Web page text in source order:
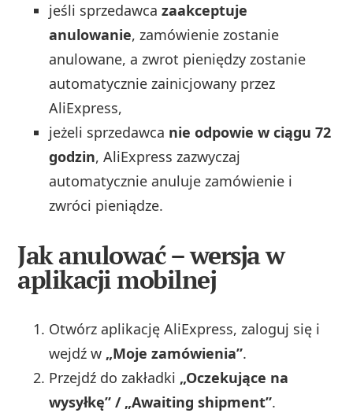
jeśli sprzedawcazaakceptuje
anulowanie, zamówienie zostanie
anulowane, a zwrot pieniędzy zostanie
automatycznie zainicjowany przez
AliExpress,
jeżeli sprzedawca nie odpowie w ciągu 72
godzin, AliExpress zazwyczaj
automatycznie anuluje zamówienie i
zwróci pieniądze.
Jak anulować – wersja w
aplikacji mobilnej
Otwórz aplikację AliExpress, zaloguj się i
wejdź w „Moje zamówienia”.
Przejdź do zakładki „Oczekujące na
wysyłkę” / „Awaiting shipment”.